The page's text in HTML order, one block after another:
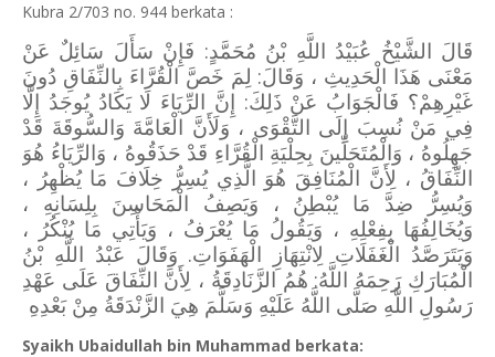
Kubra 2/703 no. 944 berkata :
قَالَ الشَّيْخُ عُبَيْدُ اللَّهِ بْنُ مُحَمَّدٍ: فَإِنْ سَأَلَ سَائِلٌ عَنْ
مَعْنَى هَذَا الْحَدِيثِ ، وَقَالَ: لِمَ خَصَّ الْقُرَّاءَ بِالنِّفَاقِ دُونَ
غَيْرِهِمْ؟ فَالْجَوَابُ عَنْ ذَلِكَ: إِنَّ الرِّيَاءَ لَا يَكَادُ يُوجَدُ إِلَّا
فِي مَنْ نُسِبَ إِلَى التَّقْوَى ، وَلَأَنَّ الْعَامَّةَ وَالسُّوقَةَ قَدْ
جَهِلُوهُ ، وَالْمُتَحَلِّينَ بِحِلْيَةِ الْقُرَّاءِ قَدْ حَذَقُوهُ ، وَالرِّيَاءُ هُوَ
النِّفَاقُ ، لِأَنَّ الْمُنَافِقَ هُوَ الَّذِي يُسِرُّ خِلَافَ مَا يُظْهِرُ ،
وَيُسِرُّ ضِدَّ مَا يُبْطِنُ ، وَيَصِفُ الْمَحَاسِنَ بِلِسَانِهِ ،
وَيُخَالِفُهَا بِفِعْلِهِ ، وَيَقُولُ مَا يُعْرَفُ ، وَيَأْتِي مَا يُنْكُرُ ،
وَيَتَرَصَّدُ الْغَفَلَاتِ لِانْتِهَازِ الْهَفَوَاتِ. وَقَالَ عَبْدُ اللَّهِ بْنُ
الْمُبَارَكِ رَحِمَهُ اللَّهُ: هُمُ الزَّنَادِقَةُ ، لِأَنَّ النِّفَاقَ عَلَى عَهْدِ
رَسُولِ اللَّهِ صَلَّى اللَّهُ عَلَيْهِ وَسَلَّمَ هِيَ الزَّنْدَقَةُ مِنْ بَعْدِهِ
Syaikh Ubaidullah bin Muhammad berkata: